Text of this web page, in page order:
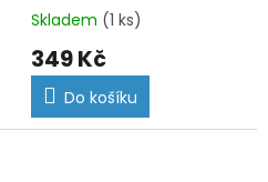
Skladem (1 ks)
349 Kč
Do košíku